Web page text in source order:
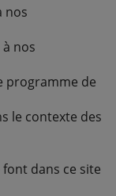
nos
nos
programme de
le contexte des
dans ce site